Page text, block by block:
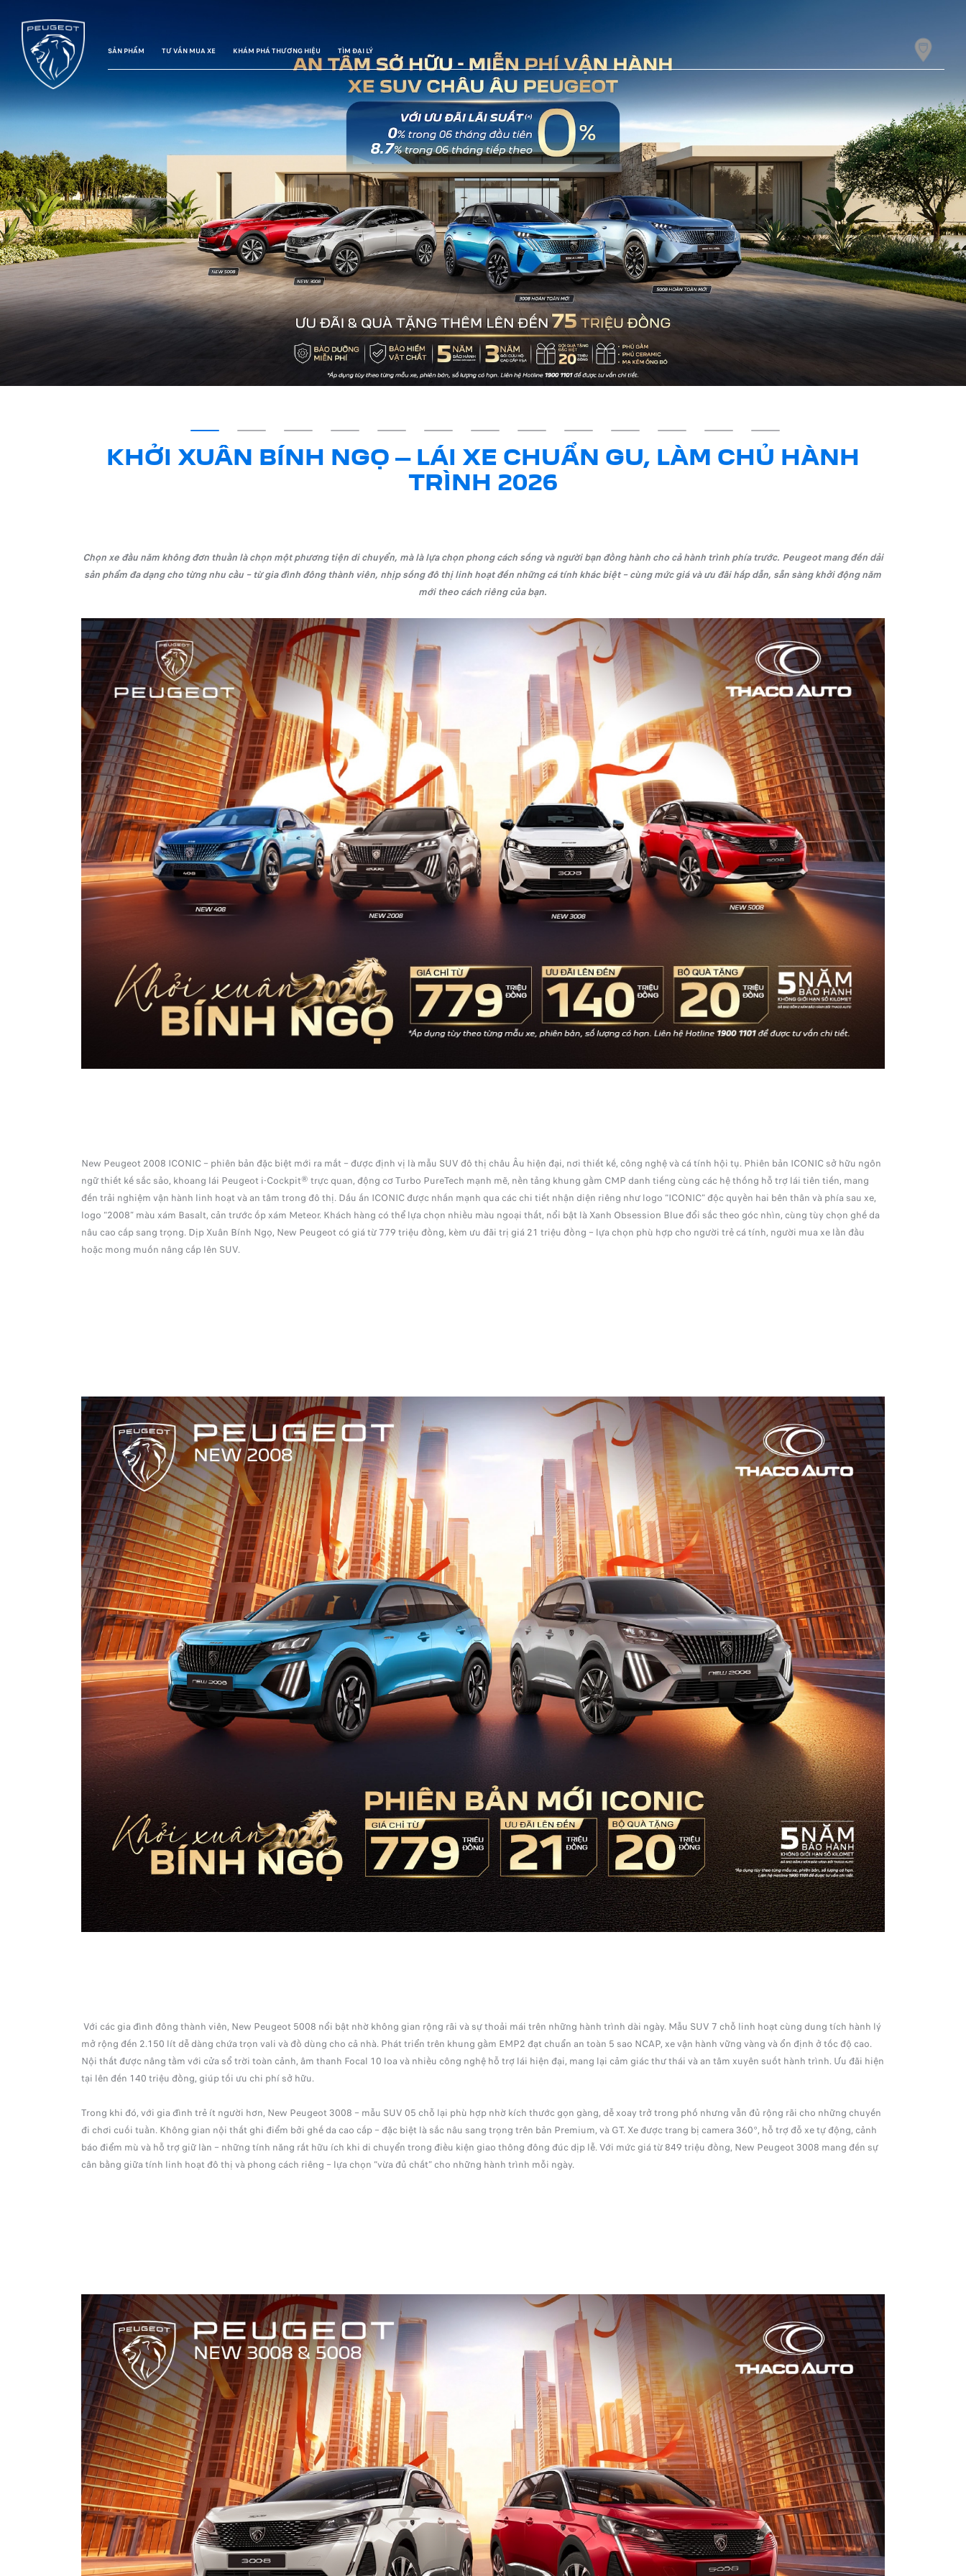
SẢN PHẨM TƯ VẤN MUA XE KHÁM PHÁ THƯƠNG HIỆU TÌM ĐẠI LÝ
KHỞI XUÂN BÍNH NGỌ – LÁI XE CHUẨN GU, LÀM CHỦ HÀNH
TRÌNH 2026
Chọn xe đầu năm không đơn thuần là chọn một phương tiện di chuyển, mà là lựa chọn phong cách sống và người bạn đồng hành cho cả hành trình phía trước. Peugeot mang đến dải
sản phẩm đa dạng cho từng nhu cầu – từ gia đình đông thành viên, nhịp sống đô thị linh hoạt đến những cá tính khác biệt – cùng mức giá và ưu đãi hấp dẫn, sẵn sàng khởi động năm
mới theo cách riêng của bạn.
New Peugeot 2008 ICONIC – phiên bản đặc biệt mới ra mắt – được định vị là mẫu SUV đô thị châu Âu hiện đại, nơi thiết kế, công nghệ và cá tính hội tụ. Phiên bản ICONIC sở hữu ngôn
ngữ thiết kế sắc sảo, khoang lái Peugeot i-Cockpit® trực quan, động cơ Turbo PureTech mạnh mẽ, nền tảng khung gầm CMP danh tiếng cùng các hệ thống hỗ trợ lái tiên tiến, mang
đến trải nghiệm vận hành linh hoạt và an tâm trong đô thị. Dấu ấn ICONIC được nhấn mạnh qua các chi tiết nhận diện riêng như logo “ICONIC” độc quyền hai bên thân và phía sau xe,
logo “2008” màu xám Basalt, cản trước ốp xám Meteor. Khách hàng có thể lựa chọn nhiều màu ngoại thất, nổi bật là Xanh Obsession Blue đổi sắc theo góc nhìn, cùng tùy chọn ghế da
nâu cao cấp sang trọng. Dịp Xuân Bính Ngọ, New Peugeot có giá từ 779 triệu đồng, kèm ưu đãi trị giá 21 triệu đồng – lựa chọn phù hợp cho người trẻ cá tính, người mua xe lần đầu
hoặc mong muốn nâng cấp lên SUV.
Với các gia đình đông thành viên, New Peugeot 5008 nổi bật nhờ không gian rộng rãi và sự thoải mái trên những hành trình dài ngày. Mẫu SUV 7 chỗ linh hoạt cùng dung tích hành lý
mở rộng đến 2.150 lít dễ dàng chứa trọn vali và đồ dùng cho cả nhà. Phát triển trên khung gầm EMP2 đạt chuẩn an toàn 5 sao NCAP, xe vận hành vững vàng và ổn định ở tốc độ cao.
Nội thất được nâng tầm với cửa sổ trời toàn cảnh, âm thanh Focal 10 loa và nhiều công nghệ hỗ trợ lái hiện đại, mang lại cảm giác thư thái và an tâm xuyên suốt hành trình. Ưu đãi hiện
tại lên đến 140 triệu đồng, giúp tối ưu chi phí sở hữu.
Trong khi đó, với gia đình trẻ ít người hơn, New Peugeot 3008 – mẫu SUV 05 chỗ lại phù hợp nhờ kích thước gọn gàng, dễ xoay trở trong phố nhưng vẫn đủ rộng rãi cho những chuyến
đi chơi cuối tuần. Không gian nội thất ghi điểm bởi ghế da cao cấp – đặc biệt là sắc nâu sang trọng trên bản Premium, và GT. Xe được trang bị camera 360°, hỗ trợ đỗ xe tự động, cảnh
báo điểm mù và hỗ trợ giữ làn – những tính năng rất hữu ích khi di chuyển trong điều kiện giao thông đông đúc dịp lễ. Với mức giá từ 849 triệu đồng, New Peugeot 3008 mang đến sự
cân bằng giữa tính linh hoạt đô thị và phong cách riêng – lựa chọn “vừa đủ chất” cho những hành trình mỗi ngày.